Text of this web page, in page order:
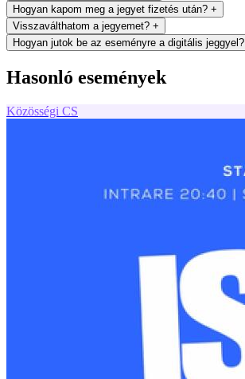
Hogyan kapom meg a jegyet fizetés után? +
Visszaválthatom a jegyemet? +
Hogyan jutok be az eseményre a digitális jeggyel?
Hasonló események
Közösségi CS